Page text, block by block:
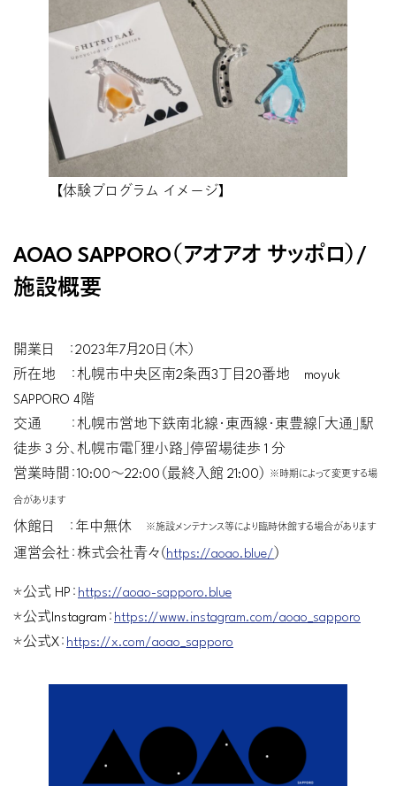
【体験プログラム イメージ】
AOAO SAPPORO（アオアオ サッポロ）/
施設概要
開業日 ：2023年7月20日（木）
所在地 ：札幌市中央区南2条西3丁目20番地 moyuk
SAPPORO 4階
交通 ：札幌市営地下鉄南北線・東西線・東豊線「大通」駅
徒歩 3 分、札幌市電「狸小路」停留場徒歩 1 分
営業時間：10:00〜22:00（最終入館 21:00）
※時期によって変更する場
合があります
休館日 ：年中無休 ※施設メンテナンス等により臨時休館する場合があります
運営会社：株式会社青々（https://aoao.blue/ ）
＊公式 HP： https://aoao-sapporo.blue
＊公式Instagram： https://www.instagram.com/aoao_sapporo
＊公式X： https://x.com/aoao_sapporo